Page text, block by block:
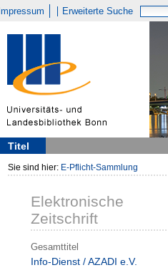
Impressum Erweiterte Suche
Titel
Sie sind hier: E-Pflicht-Sammlung
Elektronische
Zeitschrift
Gesamttitel
Info-Dienst / AZADI e.V.